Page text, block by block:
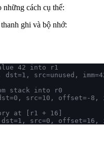
những cách cụ thể:
ghi và bộ nhớ:
42 into r1
dst=1, src=unused,
stack into r0
src=10, offset=-8,
at [r1 + 16]
src=0, offset=16,